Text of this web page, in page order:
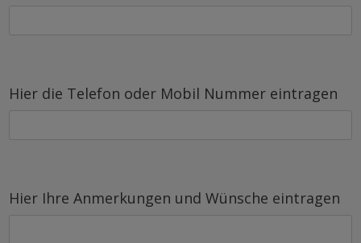
Hier die Telefon oder Mobil Nummer eintragen
Hier Ihre Anmerkungen und Wünsche eintragen